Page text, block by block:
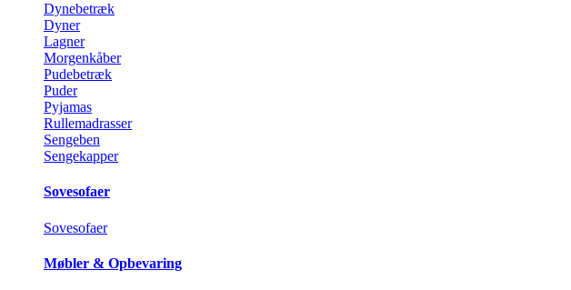
Dynebetræk
Dyner
Lagner
Morgenkåber
Pudebetræk
Puder
Pyjamas
Rullemadrasser
Sengeben
Sengekapper
Sovesofaer
Sovesofaer
Møbler & Opbevaring